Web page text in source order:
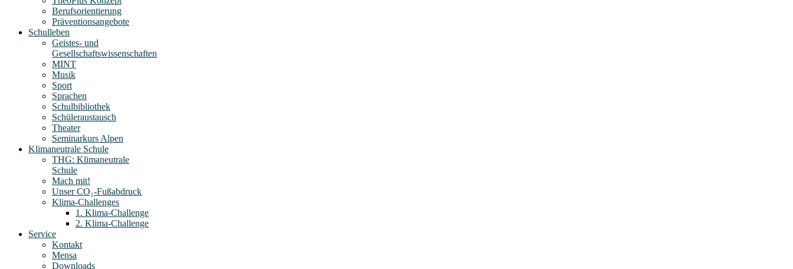
Berufsorientierung
Präventionsangebote
Schulleben
Geistes- und
Gesellschaftswissenschaften
MINT
Musik
Sport
Sprachen
Schulbibliothek
Schüleraustausch
Theater
Seminarkurs Alpen
Klimaneutrale Schule
THG: Klimaneutrale
Schule
Mach mit!
Unser CO₂-Fußabdruck
Klima-Challenges
1. Klima-Challenge
2. Klima-Challenge
Service
Kontakt
Mensa
Downloads